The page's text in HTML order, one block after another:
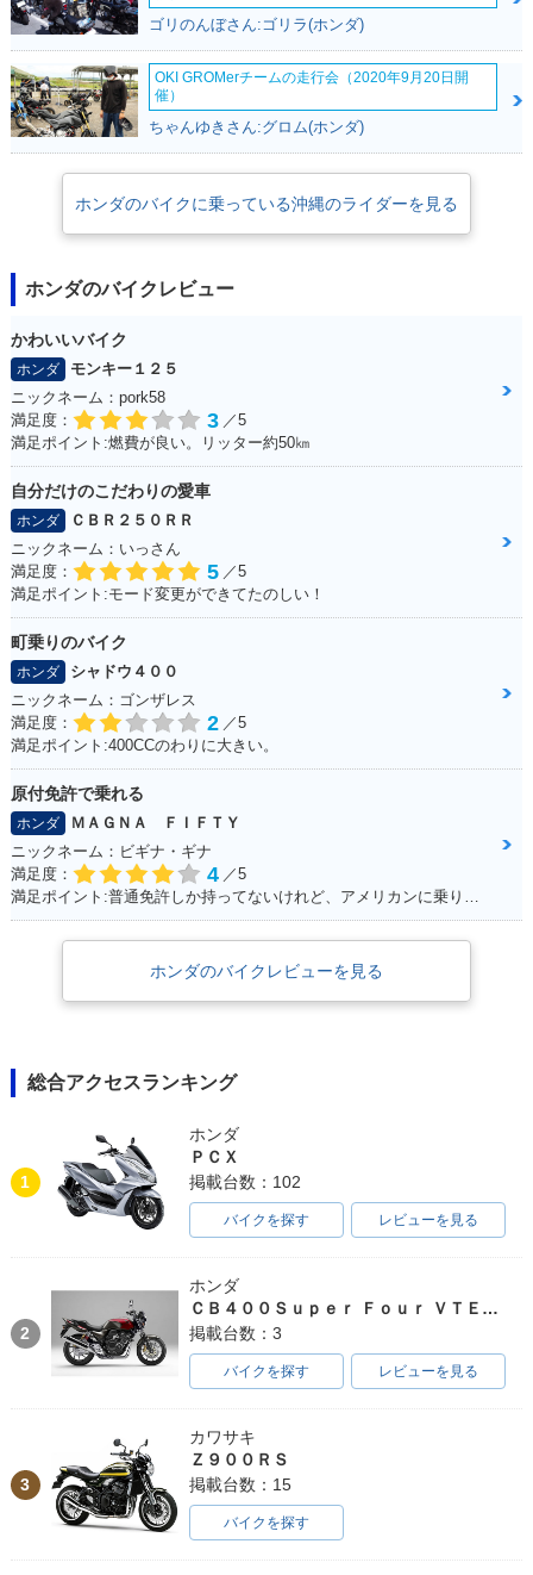
ゴリのんぼさん:ゴリラ(ホンダ)
OKI GROMerチームの走行会（2020年9月20日開
催）
ちゃんゆきさん:グロム(ホンダ)
ホンダのバイクに乗っている沖縄のライダーを見る
ホンダのバイクレビュー
かわいいバイク
ホンダ
モンキー１２５
ニックネーム：pork58
満足度：
3 ／5
満足ポイント:燃費が良い。リッター約50㎞
自分だけのこだわりの愛車
ホンダ
ＣＢＲ２５０ＲＲ
ニックネーム：いっさん
満足度：
5 ／5
満足ポイント:モード変更ができてたのしい！
町乗りのバイク
ホンダ
シャドウ４００
ニックネーム：ゴンザレス
満足度：
2 ／5
満足ポイント:400CCのわりに大きい。
原付免許で乗れる
ホンダ
ＭＡＧＮＡ ＦＩＦＴＹ
ニックネーム：ビギナ・ギナ
満足度：
4 ／5
満足ポイント:普通免許しか持ってないけれど、アメリカンに乗りたいと思って探していたら、、 「あるじゃないかっ！小型のアメリカン！！」 50ccバイクの中では重厚感が有りますが、同メーカーで原付の「DIO」と同じ重量（80kg前後）なので取り回しも楽々♪ 足つきも良く、背の低い女の子でも余裕で乗りまわせます。 一番の魅力は低燃費。カブと同じエンジンを使っていて、燃費と耐久性に優れています。 私の所感ですが、ガソリンが全然減らないです（笑） 普通免許・原付免許で乗れますがギア4速のマニュアルですので、 原付とは言えど操作が異なります。購入する際はご注意を！
ホンダのバイクレビューを見る
総合アクセスランキング
1
ホンダ
ＰＣＸ
掲載台数：102
バイクを探す レビューを見る
2
ホンダ
ＣＢ４００Ｓｕｐｅｒ Ｆｏｕｒ ＶＴＥＣ ＳＰＥＣ３
掲載台数：3
バイクを探す レビューを見る
3
カワサキ
Ｚ９００ＲＳ
掲載台数：15
バイクを探す